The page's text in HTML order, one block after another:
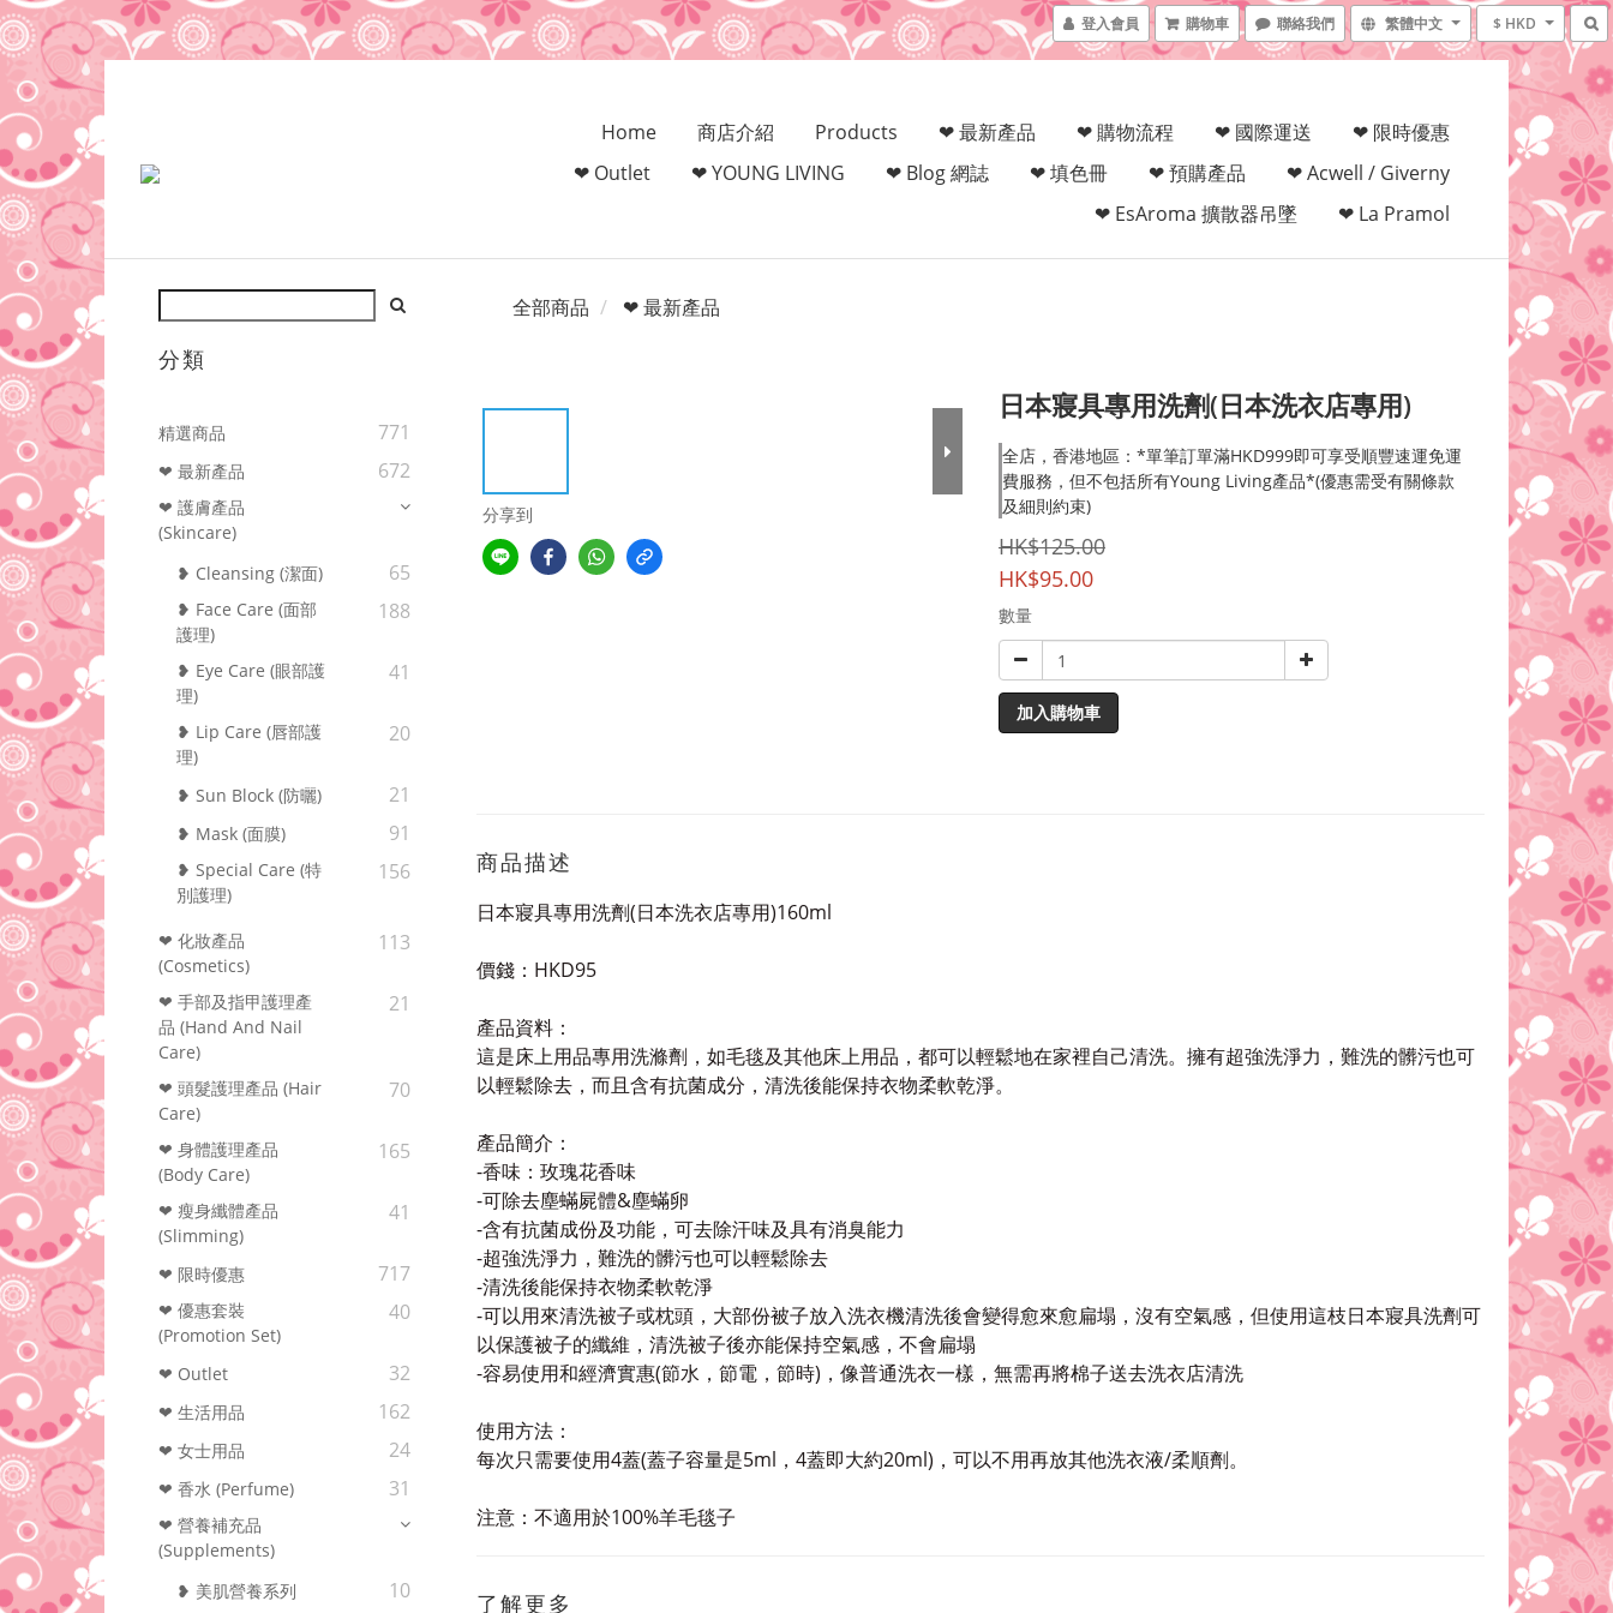
登入會員 購物車 聯絡我們 繁體中文 $ HKD
Home 商店介紹 Products ❤ 最新產品 ❤ 購物流程 ❤ 國際運送
❤ 限時優惠
❤ Outlet
❤ YOUNG LIVING ❤ Blog 網誌 ❤ 填色冊 ❤ 預購產品
❤ Acwell / Giverny
❤ EsAroma 擴散器吊墜
❤ La Pramol
分類
精選商品 771
❤ 最新產品 672
❤ 護膚產品
(Skincare)
❥ Cleansing (潔面)
65
❥ Face Care (面部
護理)
188
❥ Eye Care (眼部護
理)
41
❥ Lip Care (唇部護
理)
20
❥ Sun Block (防曬) 21
❥ Mask (面膜) 91
❥ Special Care (特
別護理)
156
❤ 化妝產品
(Cosmetics)
113
❤ 手部及指甲護理產
品 (Hand And Nail
Care)
21
❤ 頭髮護理產品 (Hair
Care)
70
❤ 身體護理產品
(Body Care)
165
❤ 瘦身纖體產品
(Slimming)
41
❤ 限時優惠 717
❤ 優惠套裝
(Promotion Set)
40
❤ Outlet 32
❤ 生活用品 162
❤ 女士用品 24
❤ 香水 (Perfume) 31
❤ 營養補充品
(Supplements)
❥ 美肌營養系列
10
全部商品 ❤ 最新產品
分享到
日本寢具專用洗劑(日本洗衣店專用)
全店，香港地區：*單筆訂單滿HKD999即可享受順豐速運免運
費服務，但不包括所有Young Living產品*(優惠需受有關條款
及細則約束)
HK$125.00
HK$95.00
數量
加入購物車
商品描述
日本寢具專用洗劑(日本洗衣店專用)160ml
價錢： HKD95
產品資料：
這是床上用品專用洗滌劑，如毛毯及其他床上用品，都可以輕鬆地在家裡自己清洗。擁有超強洗淨力，難洗的髒污也可
以輕鬆除去，而且含有抗菌成分，清洗後能保持衣物柔軟乾淨。
產品簡介：
-香味：玫瑰花香味
-可除去塵蟎屍體&塵蟎卵
-含有抗菌成份及功能，可去除汗味及具有消臭能力
-超強洗淨力，難洗的髒污也可以輕鬆除去
-清洗後能保持衣物柔軟乾淨
-可以用來清洗被子或枕頭，大部份被子放入洗衣機清洗後會變得愈來愈扁塌，沒有空氣感，但使用這枝日本寢具洗劑可
以保護被子的纖維，清洗被子後亦能保持空氣感，不會扁塌
-容易使用和經濟實惠(節水，節電，節時) ，像普通洗衣一樣，無需再將棉子送去洗衣店清洗
使用方法：
每次只需要使用4蓋(蓋子容量是5ml ， 4蓋即大約20ml) ，可以不用再放其他洗衣液/柔順劑。
注意：不適用於100%羊毛毯子
了解更多